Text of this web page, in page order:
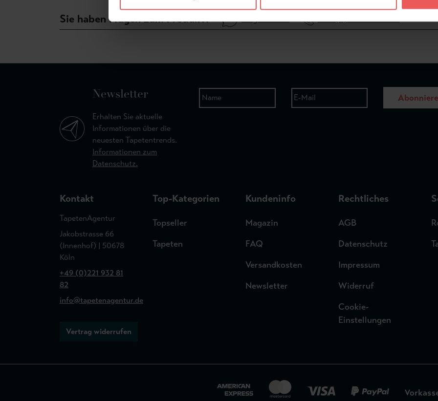
Sie haben Fragen zum Produkt? Frage stellen +49 (0)221 932 81 82
Newsletter
Erhalten Sie aktuelle
Informationen über die
neuesten Tapetentrends.
Informationen zum
Datenschutz.
Kontakt
TapetenAgentur
Jakobstrasse 66
(Innenhof) | 50678
Köln
+49 (0)221 932 81
82
info@tapetenagentur.de
Vertrag widerrufen
Top-Kategorien
Topseller
Tapeten
Kundeninfo
Magazin
FAQ
Versandkosten
Newsletter
Rechtliches
AGB
Datenschutz
Impressum
Widerruf
Cookie-
Einstellungen